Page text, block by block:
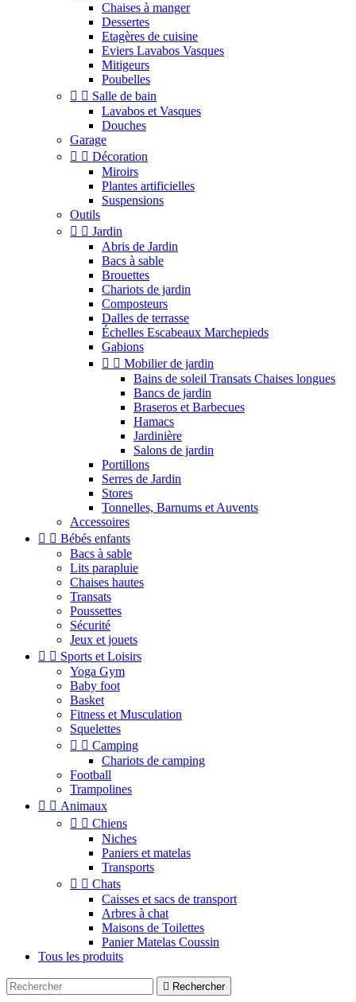
Chaises à manger
Dessertes
Etagères de cuisine
Eviers Lavabos Vasques
Mitigeurs
Poubelles
  Salle de bain
Lavabos et Vasques
Douches
Garage
  Décoration
Miroirs
Plantes artificielles
Suspensions
Outils
  Jardin
Abris de Jardin
Bacs à sable
Brouettes
Chariots de jardin
Composteurs
Dalles de terrasse
Échelles Escabeaux Marchepieds
Gabions
  Mobilier de jardin
Bains de soleil Transats Chaises longues
Bancs de jardin
Braseros et Barbecues
Hamacs
Jardinière
Salons de jardin
Portillons
Serres de Jardin
Stores
Tonnelles, Barnums et Auvents
Accessoires
  Bébés enfants
Bacs à sable
Lits parapluie
Chaises hautes
Transats
Poussettes
Sécurité
Jeux et jouets
  Sports et Loisirs
Yoga Gym
Baby foot
Basket
Fitness et Musculation
Squelettes
  Camping
Chariots de camping
Football
Trampolines
  Animaux
  Chiens
Niches
Paniers et matelas
Transports
  Chats
Caisses et sacs de transport
Arbres à chat
Maisons de Toilettes
Panier Matelas Coussin
Tous les produits
 Rechercher